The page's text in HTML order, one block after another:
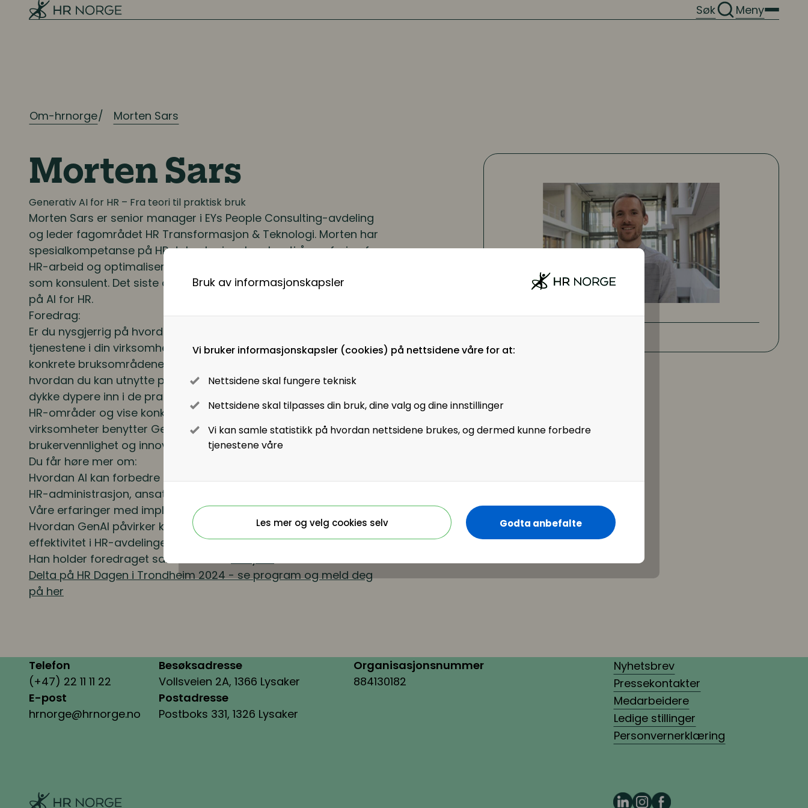
Bruk av informasjonskapsler
Vi bruker informasjonskapsler (cookies) på nettsidene våre for at:
Nettsidene skal fungere teknisk
Nettsidene skal tilpasses din bruk, dine valg og dine innstillinger
Vi kan samle statistikk på hvordan nettsidene brukes, og dermed kunne forbedre
tjenestene våre
Les mer og velg cookies selv Godta anbefalte
Søk Meny
rekruttering
Onboarding
Kompetanse
Kompetanse- og talentledelse
Kompetanseutvikling
Lederutvikling
Lønn og ytelser
Pensjon
Lønnsoppgjøret og tariff
Digitalisering
Digitale løsninger innen HR
Digitale løsninger i virksomheten
Om-hrnorge Morten Sars
Morten Sars
Generativ AI for HR – Fra teori til praktisk bruk
Morten Sars er senior manager i EYs People Consulting-avdeling
og leder fagområdet HR Transformasjon & Teknologi. Morten har
spesialkompetanse på HR-teknologi og han har ti års erfaring fra
HR-arbeid og optimalisering av HR-funksjonen, både fra linjen og
som konsulent. Det siste året har Morten ledet EYs interne satsning
på AI for HR.
Foredrag:
Er du nysgjerrig på hvordan generativ AI faktisk kan forbedre HR-
tjenestene i din virksomhet? I dette foredraget vil vi utforske de
konkrete bruksområdene for generativ AI (GenAI) og demonstrere
hvordan du kan utnytte potensialet som ligger i teknologien. Vi vil
dykke dypere inn i de praktiske anvendelsene av GenAI for ulike
HR-områder og vise konkrete brukerhistorier for hvordan
virksomheter benytter GenAI for å forbedre effektivitet,
brukervennlighet og innovasjon.
Du får høre mer om:
Hvordan AI kan forbedre sentrale HR-prosesser, som rekruttering,
HR-administrasjon, ansattengasjement og talentutvikling
Våre erfaringer med implementering av GenAI i HR-funksjonen
Hvordan GenAI påvirker kompetansebehov, kostnader og
effektivitet i HR-avdelinger
Han holder foredraget sammen med
Delta på HR Dagen i Trondheim 2024 - se program og meld deg
på her
Telefon
(+47) 22 11 11 22
E-post
hrnorge@hrnorge.no
Besøksadresse
Vollsveien 2A, 1366 Lysaker
Postadresse
Postboks 331, 1326 Lysaker
Organisasjonsnummer
884130182
Nyhetsbrev
Pressekontakter
Medarbeidere
Ledige stillinger
Personvernerklæring
HR Norge